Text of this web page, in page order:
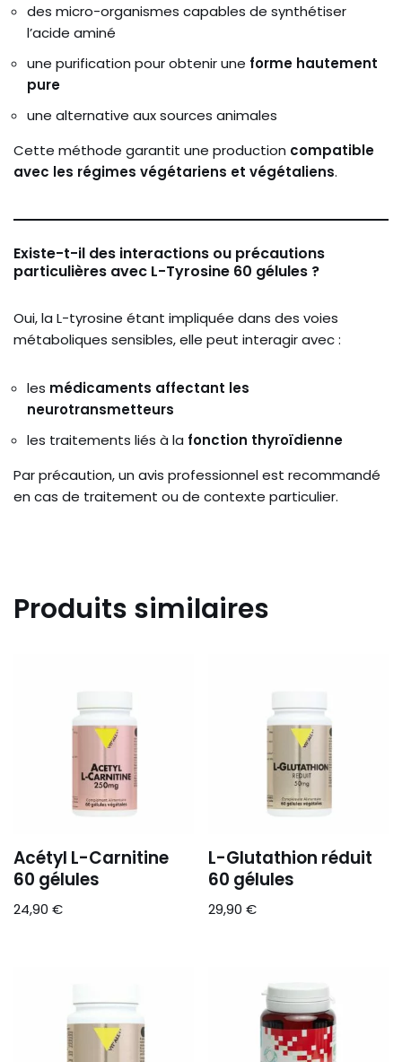
des micro-organismes capables de synthétiser
l’acide aminé
une purification pour obtenir une forme hautement
pure
une alternative aux sources animales
Cette méthode garantit une production compatible
avec les régimes végétariens et végétaliens.
Existe-t-il des interactions ou précautions
particulières avec L-Tyrosine 60 gélules ?
Oui, la L-tyrosine étant impliquée dans des voies
métaboliques sensibles, elle peut interagir avec :
les médicaments affectant les
neurotransmetteurs
les traitements liés à la fonction thyroïdienne
Par précaution, un avis professionnel est recommandé
en cas de traitement ou de contexte particulier.
Produits similaires
Acétyl L-Carnitine
60 gélules
24,90 €
L-Glutathion réduit
60 gélules
29,90€